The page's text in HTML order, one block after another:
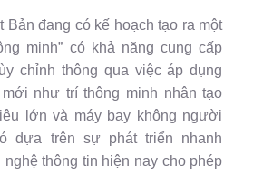
Bản đang có kế hoạch tạo ra một
minh” có khả năng cung cấp
chỉnh thông qua việc áp dụng
như trí thông minh nhân tạo
lớn và máy bay không người
dựa trên sự phát triển nhanh
nghệ thông tin hiện nay cho phép